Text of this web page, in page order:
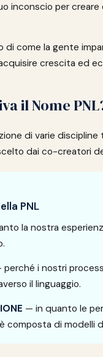
inconscio per
di come la gente
crescita ed
il Nome
di varie
dai co-creatori
PNL
la nostra
perché i nostri
il linguaggio.
— in quanto le
composta di modelli